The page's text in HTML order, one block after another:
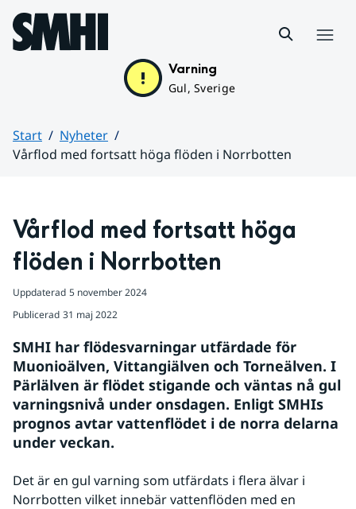
Hoppa till sidans innehåll
Varning
Gul, Sverige
Start
Nyheter
Vårflod med fortsatt höga flöden i Norrbotten
Vårflod med fortsatt höga
flöden i Norrbotten
Uppdaterad 5 november 2024
Publicerad 31 maj 2022
SMHI har flödesvarningar utfärdade för
Muonioälven, Vittangiälven och Torneälven. I
Pärlälven är flödet stigande och väntas nå gul
varningsnivå under onsdagen. Enligt SMHIs
prognos avtar vattenflödet i de norra delarna
under veckan.
Det är en gul varning som utfärdats i flera älvar i
Norrbotten vilket innebär vattenflöden med en